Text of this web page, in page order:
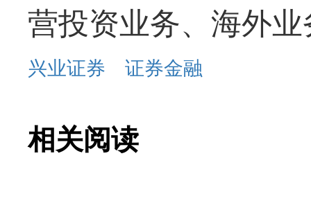
营投资业务、海外
兴业证券 证券金融
相关阅读